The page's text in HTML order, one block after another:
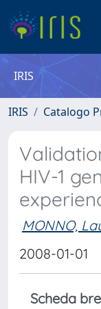
IRIS
IRIS Catalogo
HIV-1
MONNO,
2008-01-01
Scheda